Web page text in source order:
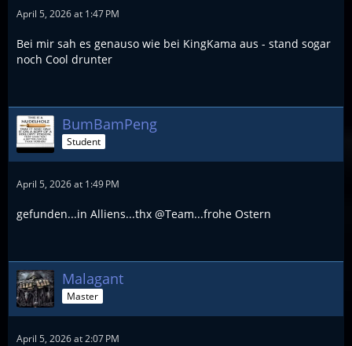
April 5, 2026 at 1:47 PM
Bei mir sah es genauso wie bei KingKama aus - stand sogar
noch Cool drunter
BumBamPeng
Student
April 5, 2026 at 1:49 PM
gefunden...in Alliens...thx @Team...frohe Ostern
Malagant
Master
April 5, 2026 at 2:07 PM